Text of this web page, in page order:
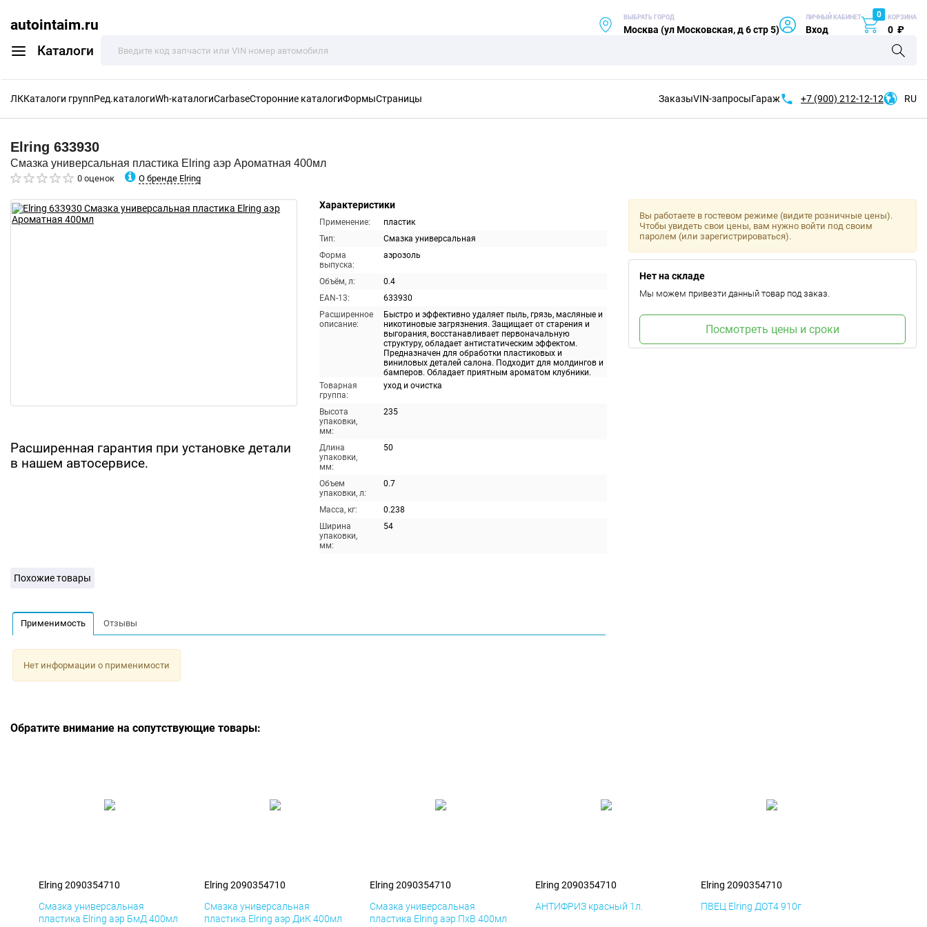
autointaim.ru
Каталоги
ВЫБРАТЬ ГОРОД
Москва (ул Московская, д 6 стр 5)
ЛИЧНЫЙ КАБИНЕТ
Вход
0 КОРЗИНА
0 ₽
ЛККаталоги группРед.каталогиWh-каталогиCarbaseСторонние каталогиФормыСтраницы ЗаказыVIN-запросыГараж +7 (900) 212-12-12 RU
Elring 633930
Смазка универсальная пластика Elring аэр Ароматная 400мл
0 оценок О бренде Elring
Расширенная гарантия при установке детали
в нашем автосервисе.
Характеристики
Применение:
пластик
Тип:
Смазка универсальная
Форма
выпуска:
аэрозоль
Объём, л:
0.4
EAN-13:
633930
Расширенное
описание:
Быстро и эффективно удаляет пыль, грязь, масляные и
никотиновые загрязнения. Защищает от старения и
выгорания, восстанавливает первоначальную
структуру, обладает антистатическим эффектом.
Предназначен для обработки пластиковых и
виниловых деталей салона. Подходит для молдингов и
бамперов. Обладает приятным ароматом клубники.
Товарная
группа:
уход и очистка
Высота
упаковки,
мм:
235
Длина
упаковки,
мм:
50
Объем
упаковки, л:
0.7
Масса, кг:
0.238
Ширина
упаковки,
мм:
54
Вы работаете в гостевом режиме (видите розничные цены).
Чтобы увидеть свои цены, вам нужно войти под своим
паролем (или зарегистрироваться).
Нет на складе
Мы можем привезти данный товар под заказ.
Посмотреть цены и сроки
Похожие товары
Применимость Отзывы
Нет информации о применимости
Обратите внимание на сопутствующие товары:
Elring 2090354710
Смазка универсальная
пластика Elring аэр БмД 400мл
Elring 2090354710
Смазка универсальная
пластика Elring аэр ДиК 400мл
Elring 2090354710
Смазка универсальная
пластика Elring аэр ПхВ 400мл
Elring 2090354710
АНТИФРИЗ красный 1л.
Elring 2090354710
ПВЕЦ Elring ДОТ4 910г